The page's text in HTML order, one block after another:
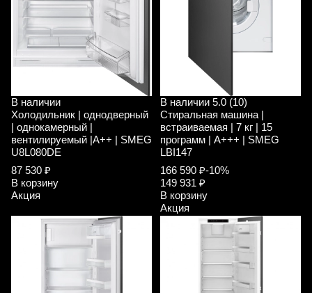
В наличии
Холодильник | однодверный
| однокамерный |
вентилируемый |A++ | SMEG
U8L080DE
87 530 ₽
В корзину
Акция
В наличии 5.0 (10)
Стиральная машина |
встраиваемая | 7 кг | 15
программ | A+++ | SMEG
LBI147
166 590 ₽-10%
149 931 ₽
В корзину
Акция